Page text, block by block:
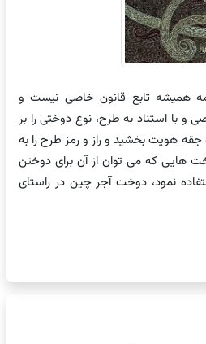
همیشه تابع قانون خاصی نیست و
و با استناد به طرح، نوع دوختی را بر
جقه هویت بخشید و راز و رمز طرح را به
هایی که می توان از آن برای دوختن
نمود، دوخت آجر چین در راستای